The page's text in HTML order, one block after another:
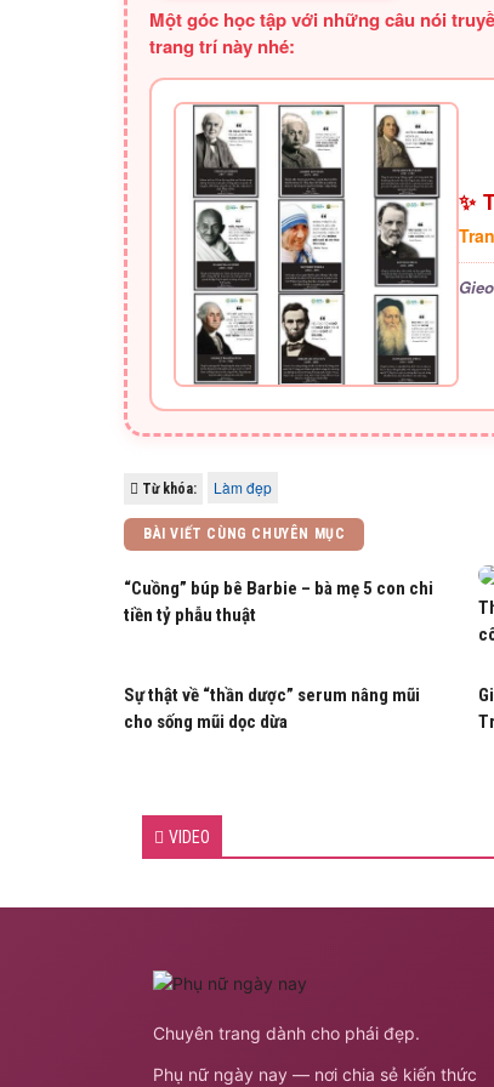
Một góc học tập với những câu nói
trang trí này nhé:
✨
Từ khóa: Làm đẹp
BÀI VIẾT CÙNG CHUYÊN MỤC
“Cuồng” búp bê Barbie – bà mẹ 5 con chi
tiền tỷ phẫu thuật
Sự thật về “thần dược” serum nâng mũi
cho sống mũi dọc dừa
VIDEO
Chuyên trang dành cho phái đẹp.
Phụ nữ ngày nay — nơi chia sẻ kiến thức